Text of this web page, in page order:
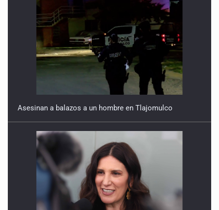
Asesinan a balazos a un hombre en Tlajomulco